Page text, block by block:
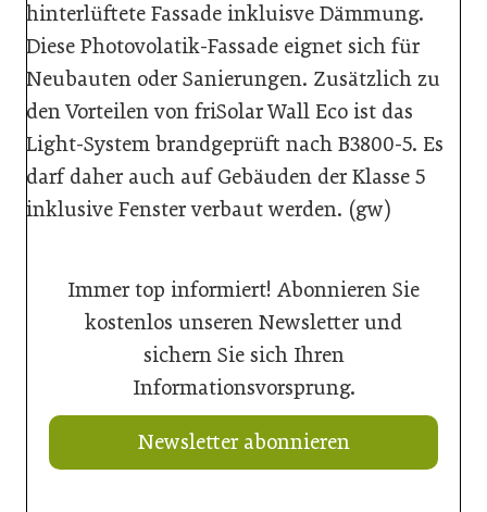
hinterlüftete Fassade inkluisve Dämmung.
Diese Photovolatik-Fassade eignet sich für
Neubauten oder Sanierungen. Zusätzlich zu
den Vorteilen von friSolar Wall Eco ist das
Light-System brandgeprüft nach B3800-5. Es
darf daher auch auf Gebäuden der Klasse 5
inklusive Fenster verbaut werden. (gw)
Immer top informiert! Abonnieren Sie
kostenlos unseren Newsletter und
sichern Sie sich Ihren
Informationsvorsprung.
Newsletter abonnieren